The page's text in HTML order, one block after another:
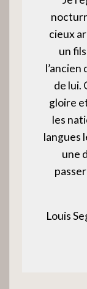
cieux
un
de lui.
gloire
les
langues
une
Louis